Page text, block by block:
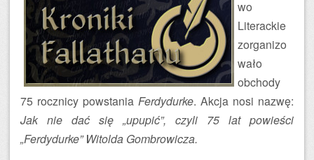
wo
Literackie
zorganizo
wało
obchody
75 rocznicy powstania Ferdydurke. Akcja nosi nazwę:
Jak nie dać się „upupić”, czyli 75 lat powieści
„Ferdydurke” Witolda Gombrowicza.